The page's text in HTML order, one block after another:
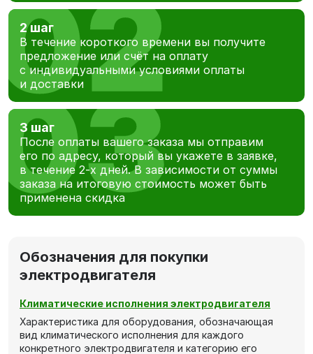
2 шаг
В течение короткого времени вы получите
предложение или счёт на оплату
с индивидуальными условиями оплаты
и доставки
3 шаг
После оплаты вашего заказа мы отправим
его по адресу, который вы укажете в заявке,
в течение 2-х дней. В зависимости от суммы
заказа на итоговую стоимость может быть
применена скидка
Обозначения для покупки
электродвигателя
Климатические исполнения электродвигателя
Характеристика для оборудования, обозначающая
вид климатического исполнения для каждого
конкретного электродвигателя и категорию его